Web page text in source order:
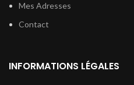
Mes Adresses
Contact
INFORMATIONS LÉGALES